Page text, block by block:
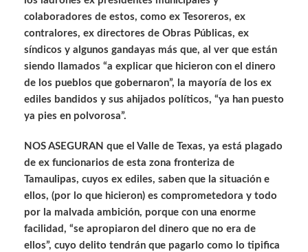
colaboradores de estos, como ex Tesoreros, ex
contralores, ex directores de Obras Públicas, ex
síndicos y algunos gandayas más que, al ver que están
siendo llamados “a explicar que hicieron con el dinero
de los pueblos que gobernaron”, la mayoría de los ex
ediles bandidos y sus ahijados políticos, “ya han puesto
ya pies en polvorosa”.
NOS ASEGURAN que el Valle de Texas, ya está plagado
de ex funcionarios de esta zona fronteriza de
Tamaulipas, cuyos ex ediles, saben que la situación e
ellos, (por lo que hicieron) es comprometedora y todo
por la malvada ambición, porque con una enorme
facilidad, “se apropiaron del dinero que no era de
ellos”, cuyo delito tendrán que pagarlo como lo tipifica